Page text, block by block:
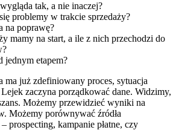
tak, a nie inaczej?
problemy w trakcie sprzedaży?
na poprawę?
mamy na start, a ile z nich przechodzi do
jednym etapem?
ma już zdefiniowany proces, sytuacja
zaczyna porządkować dane. Widzimy,
Możemy przewidzieć wyniki na
Możemy porównywać źródła
prospecting, kampanie płatne, czy